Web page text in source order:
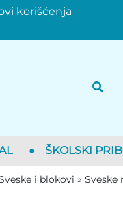
korišćenja
● ŠKOLSKI
i blokovi » Sveske